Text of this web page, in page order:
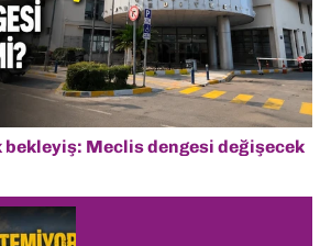
bekleyiş: Meclis dengesi değişecek